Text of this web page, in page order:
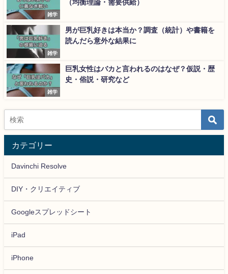
雑学
（均衡理論・需要供給）
雑学
男が巨乳好きは本当か？調査（統計）や書籍を
読んだら意外な結果に
雑学
巨乳女性はバカと言われるのはなぜ？仮説・歴
史・俗説・研究など
カテゴリー
Davinchi Resolve
DIY・クリエイティブ
Googleスプレッドシート
iPad
iPhone